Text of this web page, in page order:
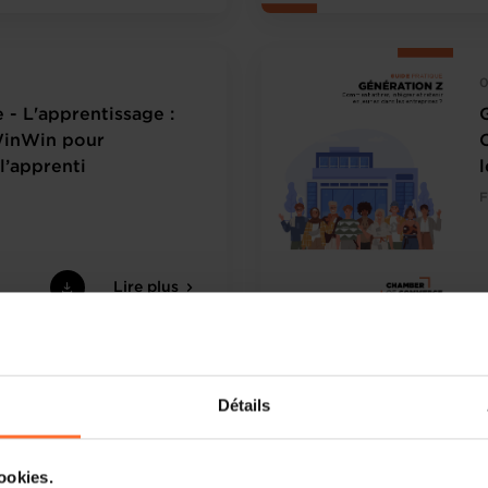
Détails
- L'apprentissage :
pour
Lire plus
- Devenir